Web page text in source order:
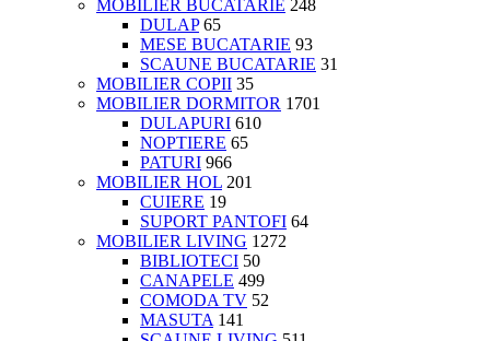
MOBILIER BUCATARIE 248
DULAP 65
MESE BUCATARIE 93
SCAUNE BUCATARIE 31
MOBILIER COPII 35
MOBILIER DORMITOR 1701
DULAPURI 610
NOPTIERE 65
PATURI 966
MOBILIER HOL 201
CUIERE 19
SUPORT PANTOFI 64
MOBILIER LIVING 1272
BIBLIOTECI 50
CANAPELE 499
COMODA TV 52
MASUTA 141